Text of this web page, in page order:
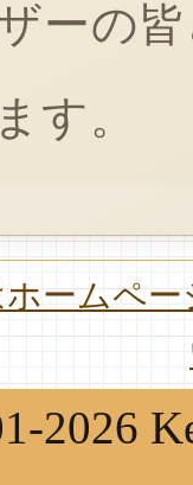
ーの
す。
ームペ
2026